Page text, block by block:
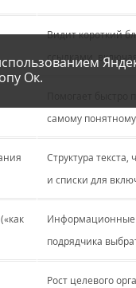
Видит короткий
ссылками,
самому
Структура
и списки для
Информационные
подрядчика
Рост целевого
Ок.